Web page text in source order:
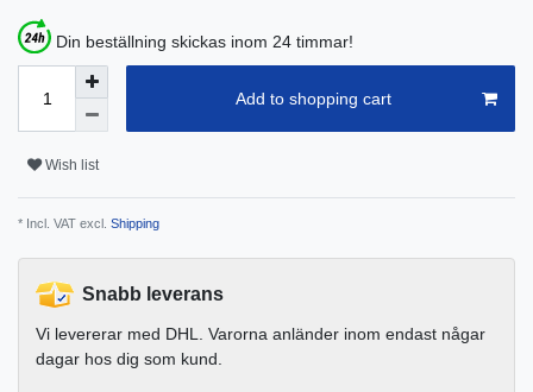
Din beställning skickas inom 24 timmar!
Add to shopping cart
Wish list
* Incl. VAT excl. Shipping
Snabb leverans
Vi levererar med DHL. Varorna anländer inom endast någar
dagar hos dig som kund.